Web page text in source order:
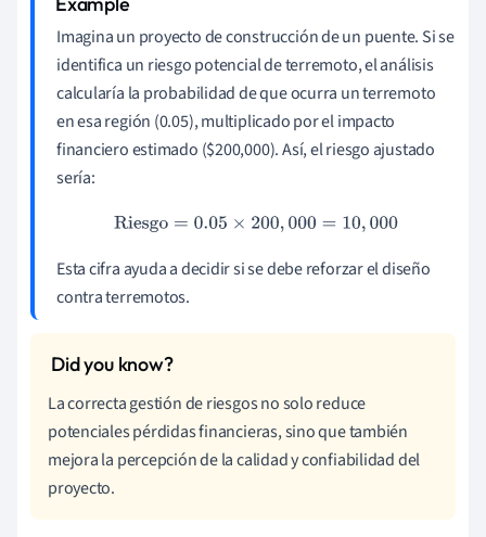
Imagina un proyecto de construcción de un puente. Si se
identifica un riesgo potencial de terremoto, el análisis
calcularía la probabilidad de que ocurra un terremoto
en esa región (0.05), multiplicado por el impacto
financiero estimado ($200,000). Así, el riesgo ajustado
sería:
Riesgo=0.05× 200,000=10,000
Esta cifra ayuda a decidir si se debe reforzar el diseño
contra terremotos.
La correcta gestión de riesgos no solo reduce
potenciales pérdidas financieras, sino que también
mejora la percepción de la calidad y confiabilidad del
proyecto.